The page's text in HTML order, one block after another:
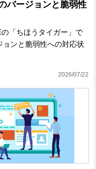
バージョンと脆弱性
「ちほうタイガー」で
ンと脆弱性への対応状
2026/07/22